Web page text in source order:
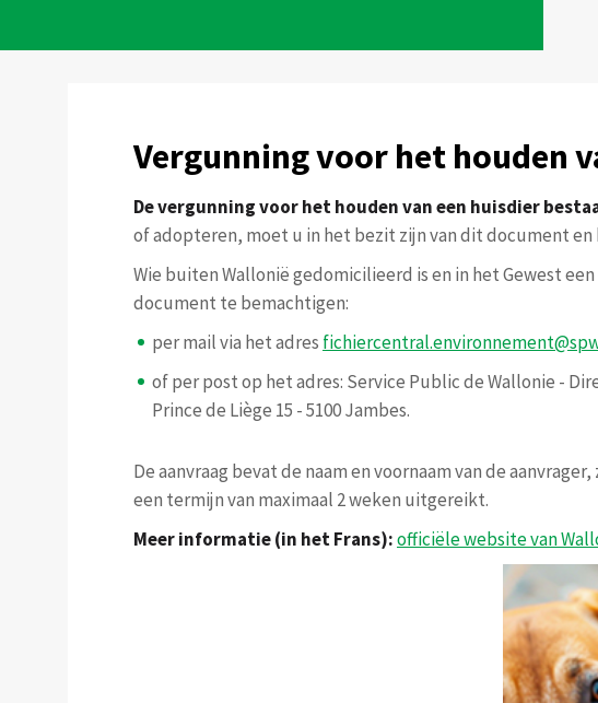
Vergunning voor het houden
De vergunning voor het houden van een huisdier
of adopteren, moet u in het bezit zijn van dit document
Wie buiten Wallonië gedomicilieerd is en in het Gewest
document te bemachtigen:
per mail via het adres
of per post op het adres: Service Public de Wallonie -
Prince de Liège 15 - 5100 Jambes.
De aanvraag bevat de naam en voornaam van de
een termijn van maximaal 2 weken uitgereikt.
Meer informatie (in het Frans):officiële website van